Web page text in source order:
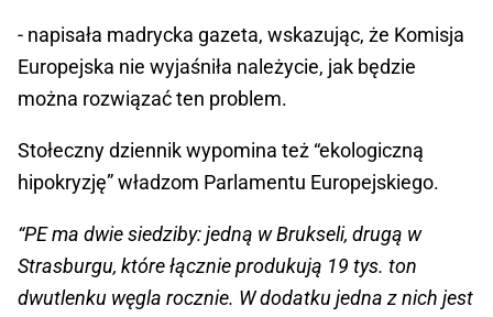
- napisała madrycka gazeta, wskazując, że Komisja
Europejska nie wyjaśniła należycie, jak będzie
można rozwiązać ten problem.
Stołeczny dziennik wypomina też “ekologiczną
hipokryzję” władzom Parlamentu Europejskiego.
“PE ma dwie siedziby: jedną w Brukseli, drugą w
Strasburgu, które łącznie produkują 19 tys. ton
dwutlenku węgla rocznie. W dodatku jedna z nich jest